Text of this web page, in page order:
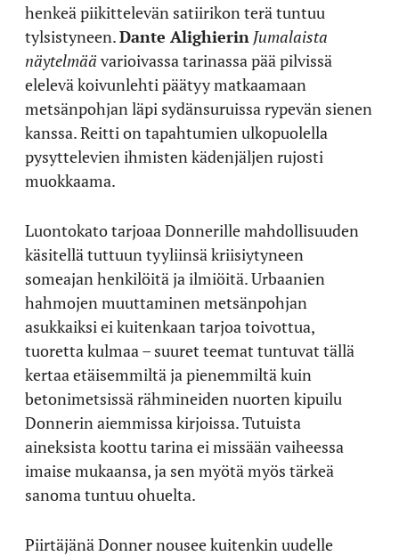
henkeä piikittelevän satiirikon terä tuntuu
tylsistyneen.Dante Alighierin Jumalaista
näytelmää varioivassa tarinassa pää pilvissä
elelevä koivunlehti päätyy matkaamaan
metsänpohjan läpi sydänsuruissa rypevän sienen
kanssa. Reitti on tapahtumien ulkopuolella
pysyttelevien ihmisten kädenjäljen rujosti
muokkaama.
Luontokato tarjoaa Donnerille mahdollisuuden
käsitellä tuttuun tyyliinsä kriisiytyneen
someajan henkilöitä ja ilmiöitä. Urbaanien
hahmojen muuttaminen metsänpohjan
asukkaiksi ei kuitenkaan tarjoa toivottua,
tuoretta kulmaa – suuret teemat tuntuvat tällä
kertaa etäisemmiltä ja pienemmiltä kuin
betonimetsissä rähmineiden nuorten kipuilu
Donnerin aiemmissa kirjoissa. Tutuista
aineksista koottu tarina ei missään vaiheessa
imaise mukaansa, ja sen myötä myös tärkeä
sanoma tuntuu ohuelta.
Piirtäjänä Donner nousee kuitenkin uudelle